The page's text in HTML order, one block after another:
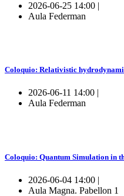
2026-06-25 14:00 |
Aula Federman
Coloquio: Relativistic
2026-06-11 14:00 |
Aula Federman
Coloquio: Quantum Simulation in
2026-06-04 14:00 |
Aula Magna. Pabellon 1